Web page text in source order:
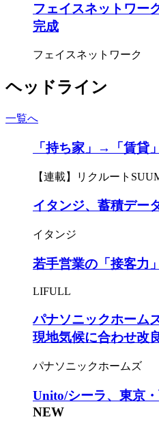
フェイスネットワー
完成
フェイスネットワーク
ヘッドライン
一覧へ
「持ち家」→「賃貸
【連載】リクルート
イタンジ、蓄積デー
イタンジ
若手営業の「接客力
LIFULL
パナソニックホーム
現地気候に合わせ改
パナソニックホームズ
Unito/シーラ、東京
NEW